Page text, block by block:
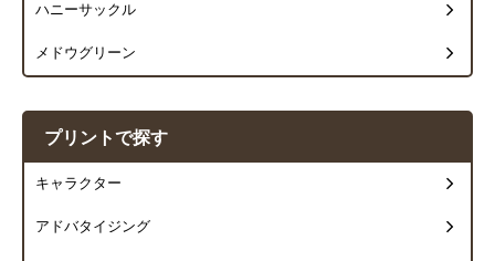
ハニーサックル
メドウグリーン
プリントで探す
キャラクター
アドバタイジング